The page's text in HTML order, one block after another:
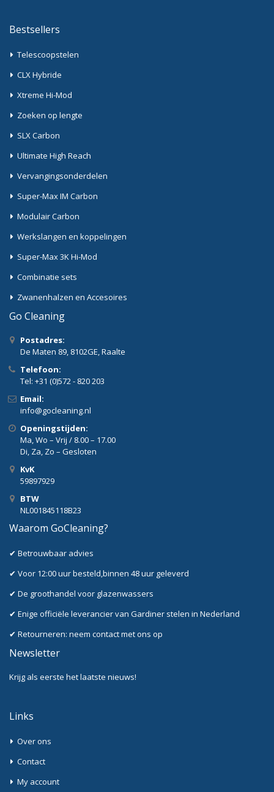
Bestsellers
Telescoopstelen
CLX Hybride
Xtreme Hi-Mod
Zoeken op lengte
SLX Carbon
Ultimate High Reach
Vervangingsonderdelen
Super-Max IM Carbon
Modulair Carbon
Werkslangen en koppelingen
Super-Max 3K Hi-Mod
Combinatie sets
Zwanenhalzen en Accesoires
Go Cleaning
Postadres:
De Maten 89, 8102GE, Raalte
Telefoon:
Tel: +31 (0)572 - 820 203
Email:
info@gocleaning.nl
Openingstijden:
Ma, Wo – Vrij / 8.00 – 17.00
Di, Za, Zo – Gesloten
KvK
59897929
BTW
NL001845118B23
Waarom GoCleaning?
✔ Betrouwbaar advies
✔ Voor 12:00 uur besteld,binnen 48 uur geleverd
✔ De groothandel voor glazenwassers
✔ Enige officiële leverancier van Gardiner stelen in Nederland
✔ Retourneren: neem contact met ons op
Newsletter
Krijg als eerste het laatste nieuws!
Links
Over ons
Contact
My account